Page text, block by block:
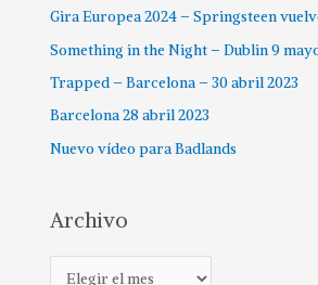
Gira Europea 2024 – Springsteen
Something in the Night – Dublin 9
Trapped – Barcelona – 30 abril 2023
Barcelona 28 abril 2023
Nuevo vídeo para Badlands
Archivo